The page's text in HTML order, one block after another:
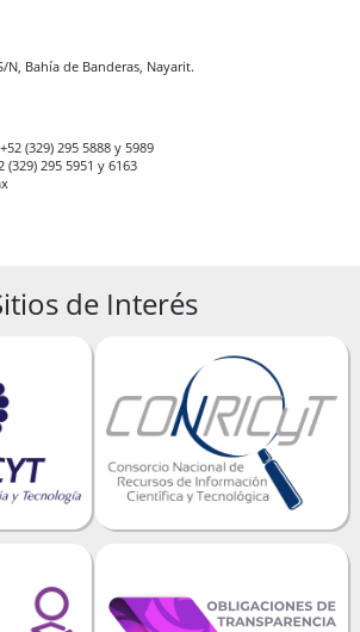
N, Bahía de Banderas, Nayarit.
+52 (329) 295 5888 y 5989
(329) 295 5951 y 6163
de Interés